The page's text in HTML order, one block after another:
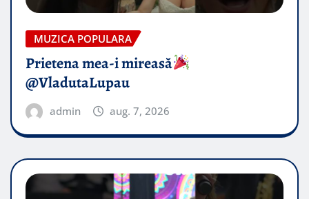
MUZICA POPULARA
Prietena mea-i mireasă​
@VladutaLupau
admin aug. 7, 2026